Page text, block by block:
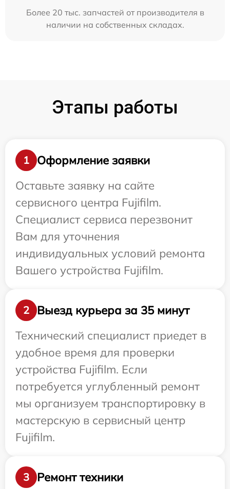
Более 20 тыс. запчастей от производителя в
наличии на собственных складах.
Этапы работы
1
Оформление заявки
Оставьте заявку на сайте
сервисного центра Fujifilm.
Специалист сервиса перезвонит
Вам для уточнения
индивидуальных условий ремонта
Вашего устройства Fujifilm.
2
Выезд курьера за 35 минут
Технический специалист приедет в
удобное время для проверки
устройства Fujifilm. Если
потребуется углубленный ремонт
мы организуем транспортировку в
мастерскую в сервисный центр
Fujifilm.
3 Ремонт техники